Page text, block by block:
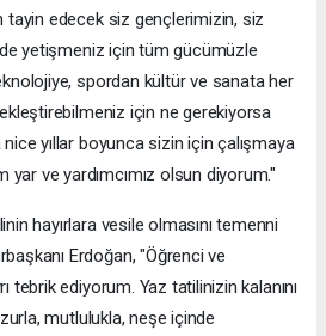
tayin edecek siz gençlerimizin, siz
yetişmeniz için tüm gücümüzle
spordan kültür ve sanata her
için ne gerekiyorsa
yıllar boyunca sizin için çalışmaya
ve yardımcımız olsun diyorum."
hayırlara vesile olmasını temenni
Erdoğan, "Öğrenci ve
tebrik ediyorum. Yaz tatilinizin kalanını
mutlulukla, neşe içinde